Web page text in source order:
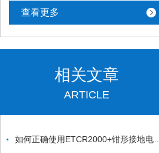
查看更多
相关文章
ARTICLE